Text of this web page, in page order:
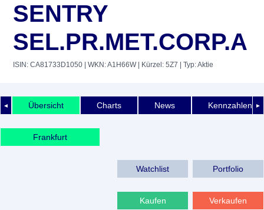
SENTRY
SEL.PR.MET.CORP.A
ISIN: CA81733D1050 | WKN: A1H66W| Kürzel: 5Z7 | Typ: Aktie
◄ ►
Übersicht Charts News Kennzahlen
Frankfurt
Watchlist Portfolio
Kaufen Verkaufen